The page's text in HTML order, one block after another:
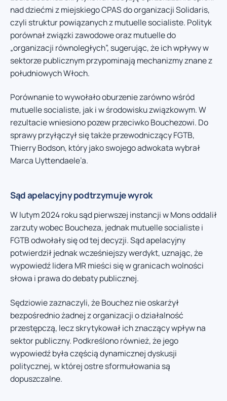
nad dziećmi z miejskiego CPAS do organizacji Solidaris,
czyli struktur powiązanych z mutuelle socialiste. Polityk
porównał związki zawodowe oraz mutuelle do
„organizacji równoległych”, sugerując, że ich wpływy w
sektorze publicznym przypominają mechanizmy znane z
południowych Włoch.
Porównanie to wywołało oburzenie zarówno wśród
mutuelle socialiste, jak i w środowisku związkowym. W
rezultacie wniesiono pozew przeciwko Bouchezowi. Do
sprawy przyłączył się także przewodniczący FGTB,
Thierry Bodson, który jako swojego adwokata wybrał
Marca Uyttendaele’a.
Sąd apelacyjny podtrzymuje wyrok
W lutym 2024 roku sąd pierwszej instancji w Mons oddalił
zarzuty wobec Boucheza, jednak mutuelle socialiste i
FGTB odwołały się od tej decyzji. Sąd apelacyjny
potwierdził jednak wcześniejszy werdykt, uznając, że
wypowiedź lidera MR mieści się w granicach wolności
słowa i prawa do debaty publicznej.
Sędziowie zaznaczyli, że Bouchez nie oskarżył
bezpośrednio żadnej z organizacji o działalność
przestępczą, lecz skrytykował ich znaczący wpływ na
sektor publiczny. Podkreślono również, że jego
wypowiedź była częścią dynamicznej dyskusji
politycznej, w której ostre sformułowania są
dopuszczalne.